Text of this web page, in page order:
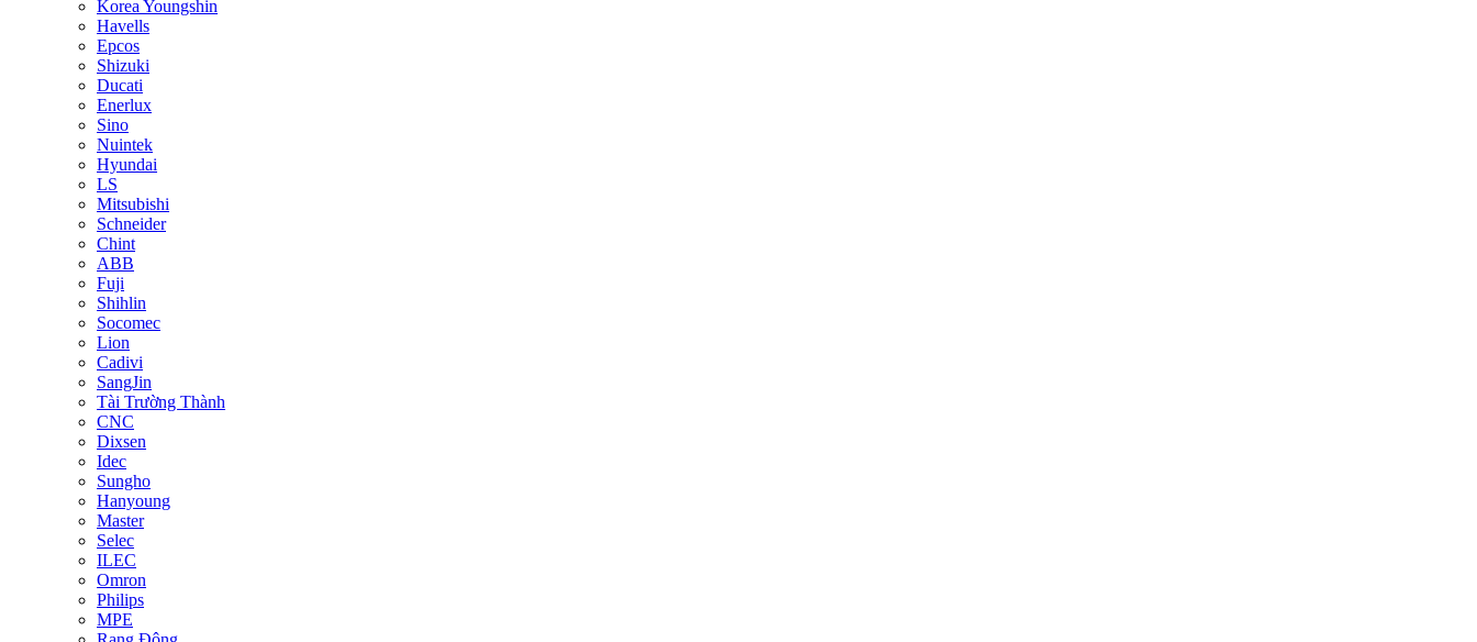
Korea Youngshin
Havells
Epcos
Shizuki
Ducati
Enerlux
Sino
Nuintek
Hyundai
LS
Mitsubishi
Schneider
Chint
ABB
Fuji
Shihlin
Socomec
Lion
Cadivi
SangJin
Tài Trường Thành
CNC
Dixsen
Idec
Sungho
Hanyoung
Master
Selec
ILEC
Omron
Philips
MPE